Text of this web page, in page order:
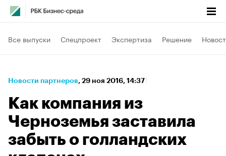
Все выпуски Спецпроект Экспертиза Решение
Новости партнеров⁠, 29 ноя 2016, 14:37
Как компания из
Черноземья заставила
забыть о голландских